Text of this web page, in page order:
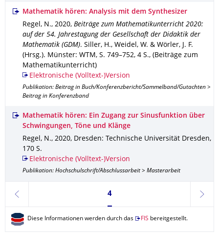
Mathematik hören: Analysis mit dem Synthesizer
Regel, N., 2020, Beiträge zum Mathematikunterricht 2020:
auf der 54. Jahrestagung der Gesellschaft der Didaktik der
Mathematik (GDM). Siller, H., Weidel, W. & Wörler, J. F.
(Hrsg.). Münster: WTM , S. 749–752, 4 S., (Beiträge zum
Mathematikunterricht)
Elektronische (Volltext-)Version
Publikation: Beitrag in Buch/Konferenzbericht/Sammelband/Gutachten >
Beitrag in Konferenzband
Mathematik hören: Ein Zugang zur Sinusfunktion über
Schwingungen, Töne und Klänge
Regel, N., 2020, Dresden: Technische Universität Dresden,
170 S.
Elektronische (Volltext-)Version
Publikation: Hochschulschrift/Abschlussarbeit > Masterarbeit
zurück
Seite 4, aktuell ausgewählt
4
weiter
Diese Informationen werden durch das FIS bereitgestellt.